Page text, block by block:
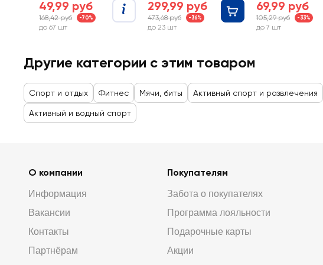
49,99 руб
168,42 руб -70%
до 67 шт
299,99 руб
473,68 руб -36%
до 23 шт
69,99 руб
105,29 руб -33%
до 7 шт
Другие категории с этим товаром
Спорт и отдых Фитнес Мячи, биты Активный спорт и развлечения
Активный и водный спорт
О компании
Информация
Вакансии
Контакты
Партнёрам
Покупателям
Забота о покупателях
Программа лояльности
Подарочные карты
Акции